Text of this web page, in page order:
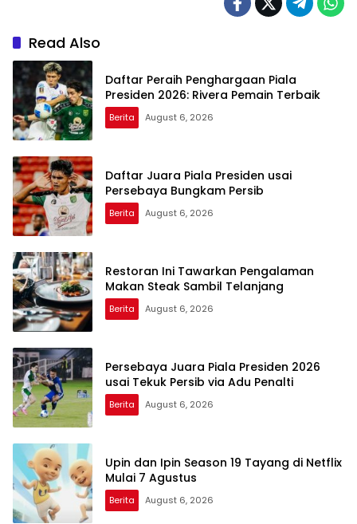
Read Also
Daftar Peraih Penghargaan Piala
Presiden 2026: Rivera Pemain Terbaik
Berita August 6, 2026
Daftar Juara Piala Presiden usai
Persebaya Bungkam Persib
Berita August 6, 2026
Restoran Ini Tawarkan Pengalaman
Makan Steak Sambil Telanjang
Berita August 6, 2026
Persebaya Juara Piala Presiden 2026
usai Tekuk Persib via Adu Penalti
Berita August 6, 2026
Upin dan Ipin Season 19 Tayang di Netflix
Mulai 7 Agustus
Berita August 6, 2026